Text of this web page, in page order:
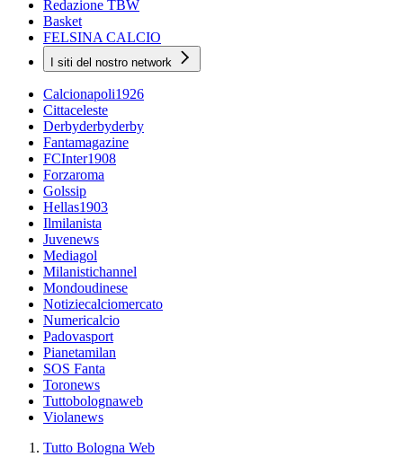
Redazione TBW
Basket
FELSINA CALCIO
I siti del nostro network
Calcionapoli1926
Cittaceleste
Derbyderbyderby
Fantamagazine
FCInter1908
Forzaroma
Golssip
Hellas1903
Ilmilanista
Juvenews
Mediagol
Milanistichannel
Mondoudinese
Notiziecalciomercato
Numericalcio
Padovasport
Pianetamilan
SOS Fanta
Toronews
Tuttobolognaweb
Violanews
Tutto Bologna Web